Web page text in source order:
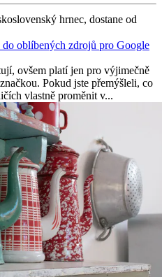
hrnec, dostane od
do oblíbených zdrojů pro Google
ovšem platí jen pro výjimečně
Pokud jste přemýšleli, co
vlastně proměnit v...